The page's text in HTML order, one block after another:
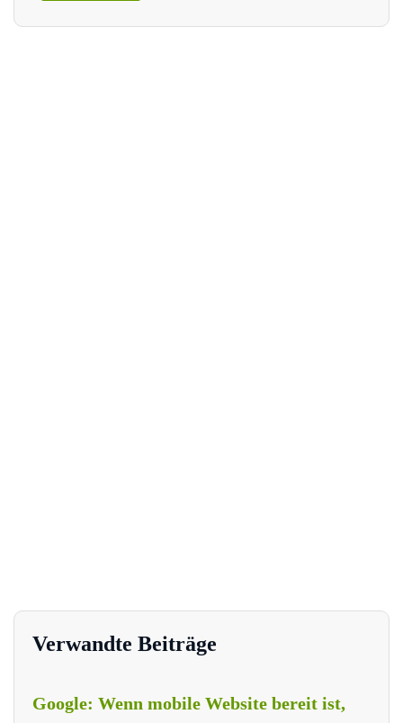
Verwandte Beiträge
Google: Wenn mobile Website bereit ist,